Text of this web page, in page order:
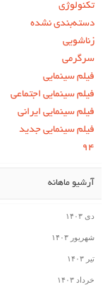
تکنولوژی
دسته‌بندی نشده
زناشویی
سرگرمی
فیلم سینمایی
فیلم سینمایی اجتماعی
فیلم سینمایی ایرانی
فیلم سینمایی جدید
۹۴
آرشیو ماهانه
دی ۱۴۰۳
شهریور ۱۴۰۳
تیر ۱۴۰۳
خرداد ۱۴۰۳